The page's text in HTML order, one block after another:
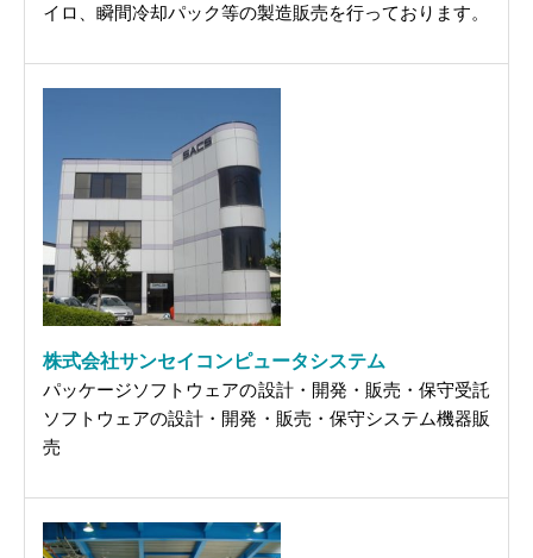
イロ、瞬間冷却パック等の製造販売を行っております。
株式会社サンセイコンピュータシステム
パッケージソフトウェアの設計・開発・販売・保守受託
ソフトウェアの設計・開発・販売・保守システム機器販
売